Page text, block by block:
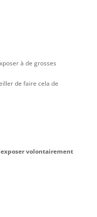
à de grosses
de faire cela de
volontairement